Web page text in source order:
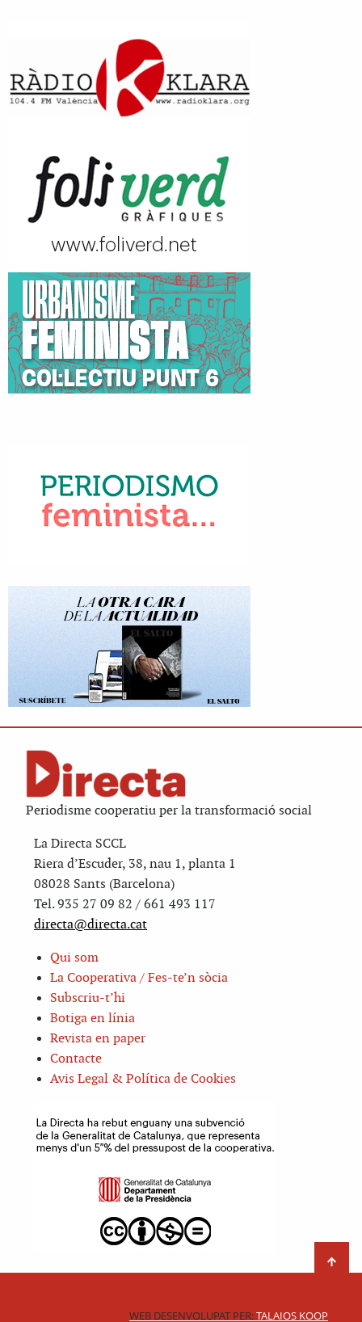
Periodisme cooperatiu per la transformació social
La Directa SCCL
Riera d’Escuder, 38, nau 1, planta 1
08028 Sants (Barcelona)
Tel. 935 27 09 82 / 661 493 117
directa@directa.cat
Qui som
La Cooperativa / Fes-te’n sòcia
Subscriu-t’hi
Botiga en línia
Revista en paper
Contacte
Avis Legal & Política de Cookies
WEB DESENVOLUPAT PER:TALAIOS KOOP